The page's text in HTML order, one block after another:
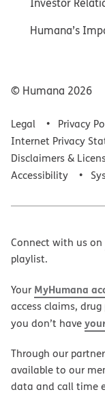
Humana’s
© Humana 2026
Legal
Privacy
Internet Privacy
Disclaimers &
Accessibility
Connect with us on
playlist.
Your MyHumana
access claims,
you don’t have
Through our
available to our
data and call time